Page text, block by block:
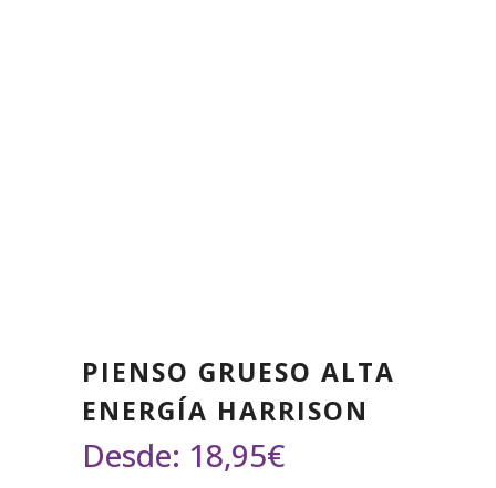
PIENSO GRUESO ALTA
ENERGÍA HARRISON
Desde: 18,95€